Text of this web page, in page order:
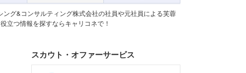
グ&コンサルティング株式会社の社員や元社員による芙蓉
立つ情報を探すならキャリコネで！
スカウト・オファーサービス